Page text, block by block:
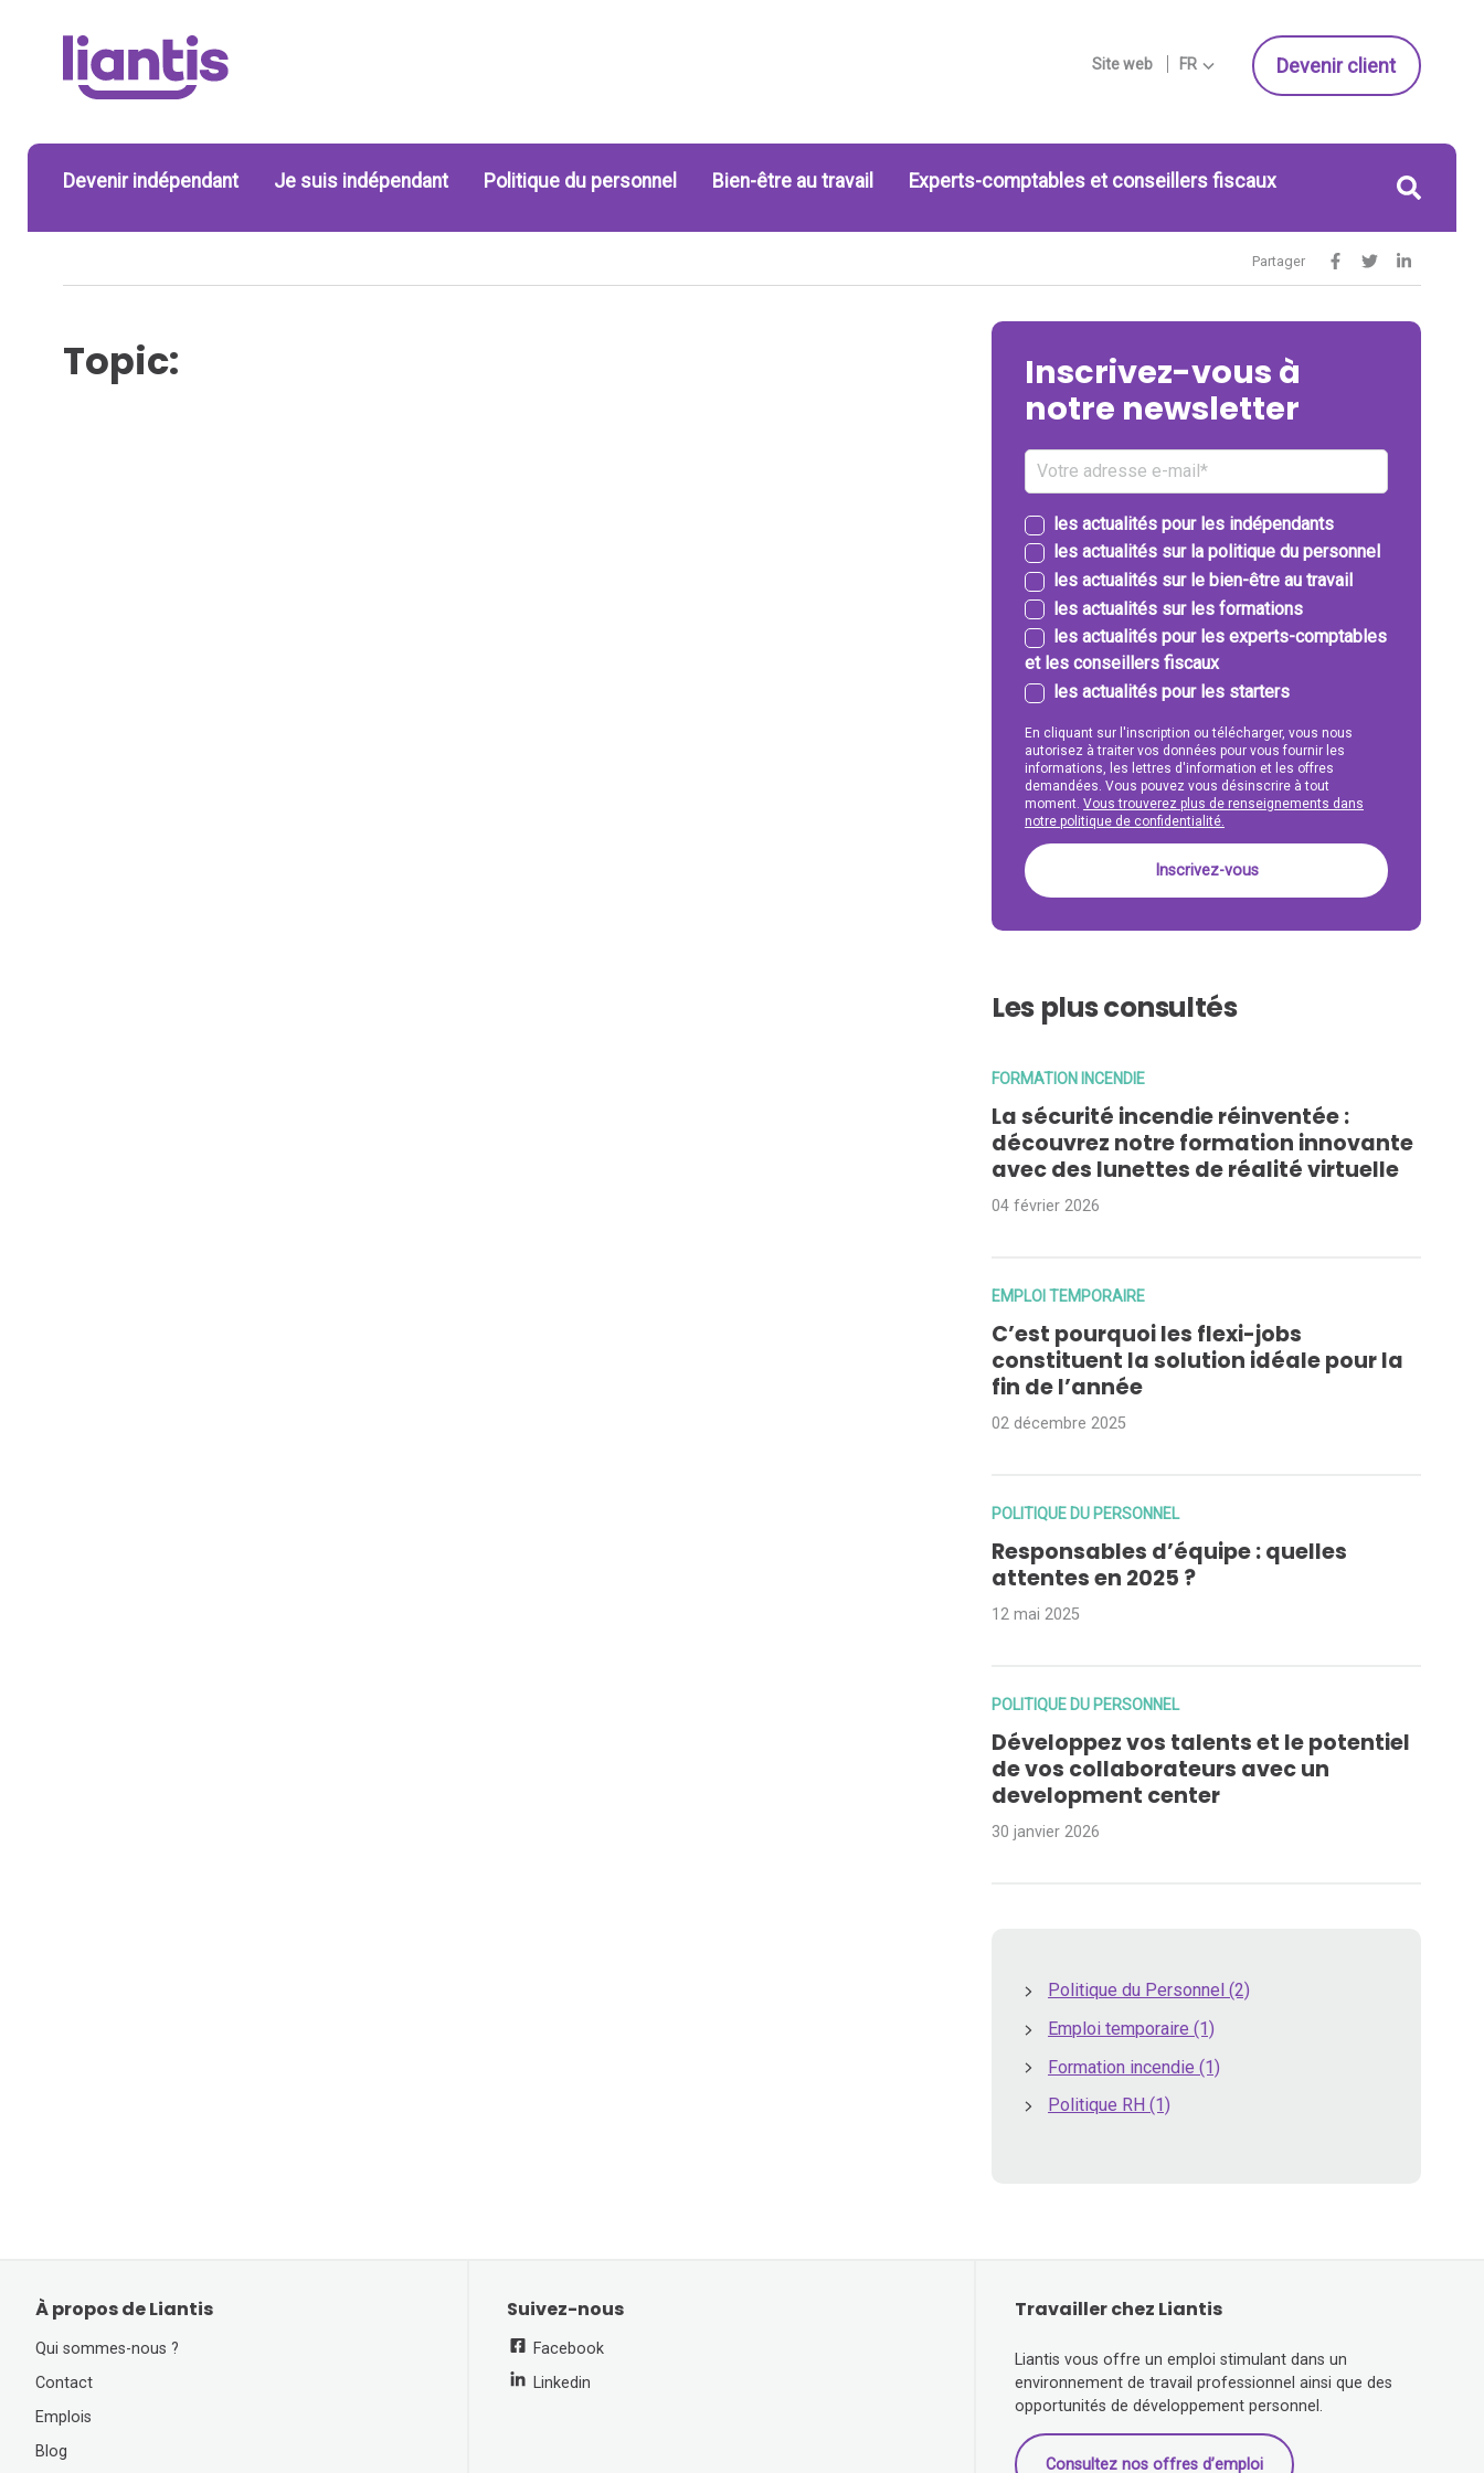
Site web FR Devenir client
Devenir indépendant Je suis indépendant Politique du personnel Bien-être au travail Experts-comptables et conseillers fiscaux
Partager
Topic:
Inscrivez-vous à
notre newsletter
les actualités pour les indépendants
les actualités sur la politique du personnel
les actualités sur le bien-être au travail
les actualités sur les formations
les actualités pour les experts-comptables
et les conseillers fiscaux
les actualités pour les starters
En cliquant sur l'inscription ou télécharger, vous nous
autorisez à traiter vos données pour vous fournir les
informations, les lettres d'information et les offres
demandées. Vous pouvez vous désinscrire à tout
moment.Vous trouverez plus de renseignements dans
notre politique de confidentialité.
Les plus consultés
FORMATION INCENDIE
La sécurité incendie réinventée :
découvrez notre formation innovante
avec des lunettes de réalité virtuelle
04 février 2026
EMPLOI TEMPORAIRE
C’est pourquoi les flexi-jobs
constituent la solution idéale pour la
fin de l’année
02 décembre 2025
POLITIQUE DU PERSONNEL
Responsables d’équipe : quelles
attentes en 2025 ?
12 mai 2025
POLITIQUE DU PERSONNEL
Développez vos talents et le potentiel
de vos collaborateurs avec un
development center
30 janvier 2026
Politique du Personnel(2)
Emploi temporaire(1)
Formation incendie(1)
Politique RH(1)
À propos de Liantis
Qui sommes-nous ?
Contact
Emplois
Blog
Suivez-nous
Facebook
Linkedin
Travailler chez Liantis
Liantis vous offre un emploi stimulant dans un
environnement de travail professionnel ainsi que des
opportunités de développement personnel.
Consultez nos offres d’emploi